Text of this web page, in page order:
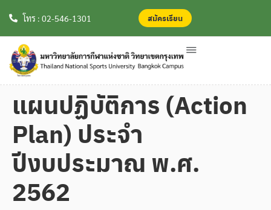
โทร : 02-546-1301 สมัครเรียน
แผนปฏิบัติการ (Action
Plan) ประจำ
ปีงบประมาณ พ.ศ.
2562